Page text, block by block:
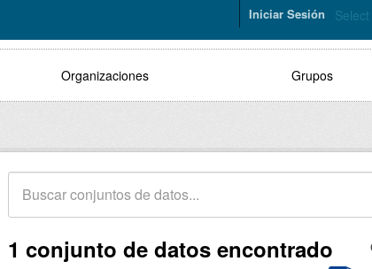
Iniciar Sesión
Organizaciones Grupos
1 conjunto de datos encontrado